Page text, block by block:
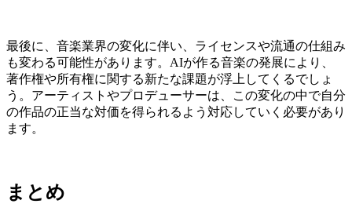
最後に、音楽業界の変化に伴い、ライセンスや流通の仕組み
も変わる可能性があります。AIが作る音楽の発展により、
著作権や所有権に関する新たな課題が浮上してくるでしょ
う。アーティストやプロデューサーは、この変化の中で自分
の作品の正当な対価を得られるよう対応していく必要があり
ます。
まとめ